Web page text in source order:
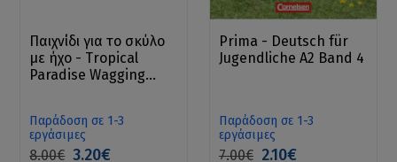
Παιχνίδι για το σκύλο
με ήχο - Tropical
Paradise Wagging
Παράδοση σε 1-3
εργάσιμες
8.00€ 3.20€
Prima - Deutsch für
Jugendliche A2 Band 4
Παράδοση σε 1-3
εργάσιμες
7.00€ 2.10€